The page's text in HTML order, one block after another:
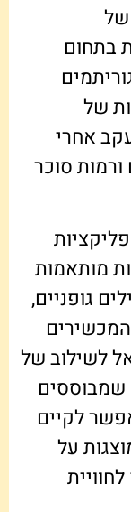
של
בתחום
של
אחרי
ורמות סוכר
מותאמות
גופניים,
לשילוב של
לקיים
על